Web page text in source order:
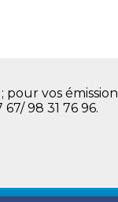
vos
98 31 76 96.